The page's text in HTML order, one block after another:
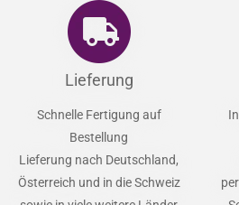
Lieferung
Schnelle Fertigung auf
Bestellung
Lieferung nach Deutschland,
Österreich und in die Schweiz